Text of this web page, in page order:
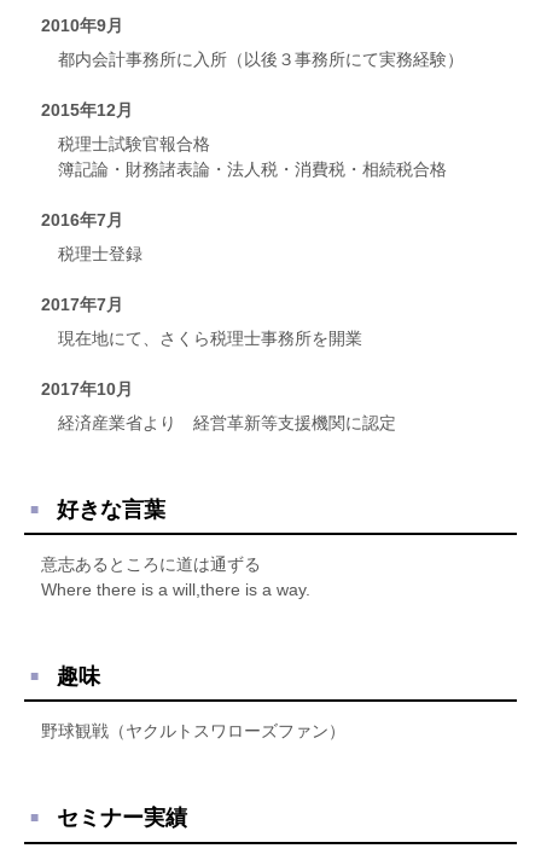
2010年9月
都内会計事務所に入所（以後３事務所にて実務経験）
2015年12月
税理士試験官報合格
簿記論・財務諸表論・法人税・消費税・相続税合格
2016年7月
税理士登録
2017年7月
現在地にて、さくら税理士事務所を開業
2017年10月
経済産業省より 経営革新等支援機関に認定
好きな言葉
意志あるところに道は通ずる
Where there is a will,there is a way.
趣味
野球観戦（ヤクルトスワローズファン）
セミナー実績